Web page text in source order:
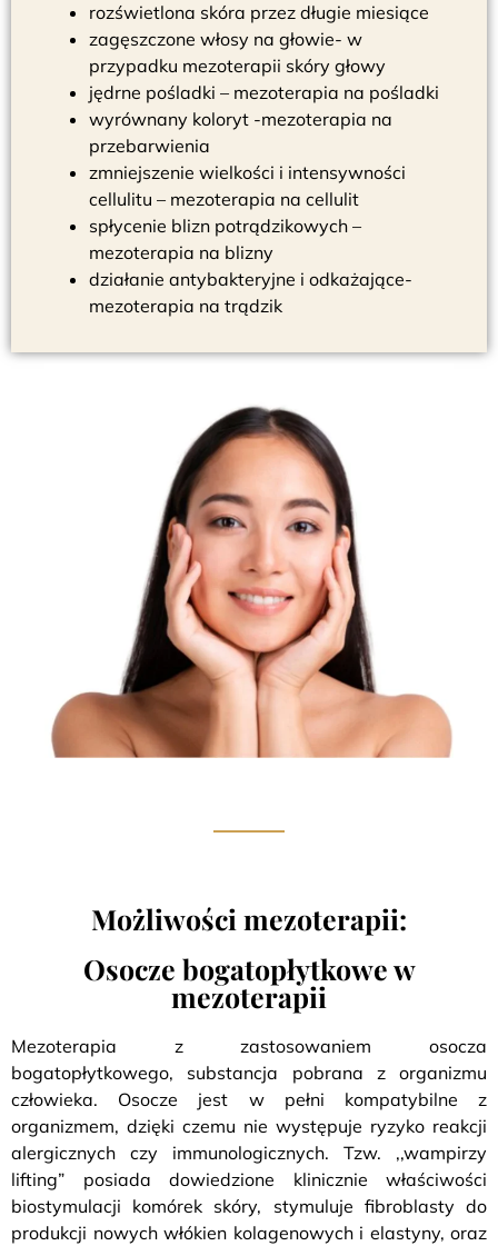
rozświetlona skóra przez długie miesiące
zagęszczone włosy na głowie- w
przypadku mezoterapii skóry głowy
jędrne pośladki – mezoterapia na pośladki
wyrównany koloryt -mezoterapia na
przebarwienia
zmniejszenie wielkości i intensywności
cellulitu – mezoterapia na cellulit
spłycenie blizn potrądzikowych –
mezoterapia na blizny
działanie antybakteryjne i odkażające-
mezoterapia na trądzik
Możliwości mezoterapii:
Osocze bogatopłytkowe w
mezoterapii
Mezoterapia z zastosowaniem osocza
bogatopłytkowego, substancja pobrana z organizmu
człowieka. Osocze jest w pełni kompatybilne z
organizmem, dzięki czemu nie występuje ryzyko reakcji
alergicznych czy immunologicznych. Tzw. ,,wampirzy
lifting” posiada dowiedzione klinicznie właściwości
biostymulacji komórek skóry, stymuluje fibroblasty do
produkcji nowych włókien kolagenowych i elastyny, oraz